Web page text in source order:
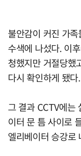
불안감이 커진 가
수색에 나섰다. 이
청했지만 거절당했
다시 확인하게 됐다.
그 결과 CCTV에는
이터 문 틈 사이로
엘리베이터 승강로